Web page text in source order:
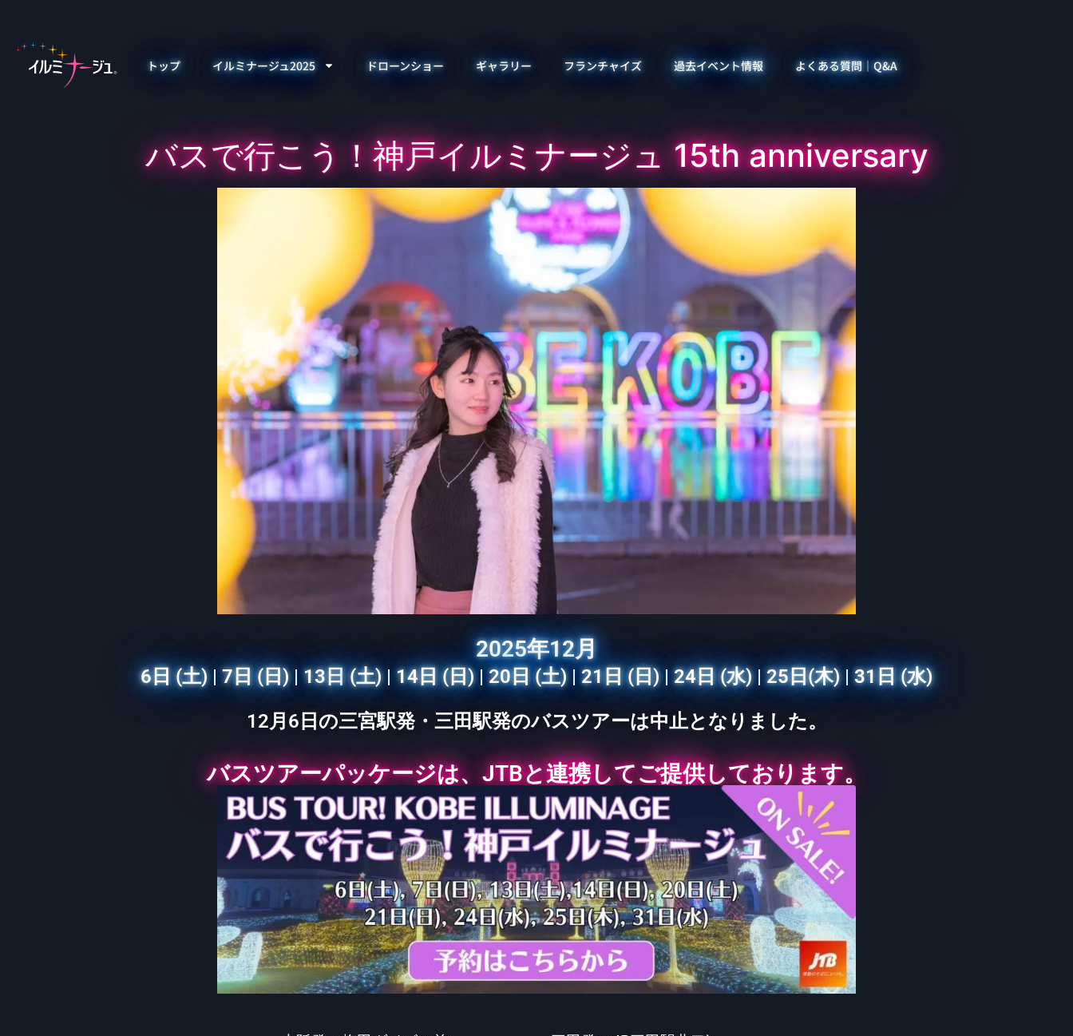
トップ イルミナージュ2025 ドローンショー ギャラリー フランチャイズ 過去イベント情報 よくある質問｜Q&A
バスで行こう！神戸イルミナージュ 15th anniversary
2025年12月
6日 (土)| 7日 (日) | 13日 (土)| 14日 (日)| 20日 (土) | 21日 (日) | 24日 (水)| 25日(木)| 31日 (水)
12月6日の三宮駅発・三田駅発のバスツアーは中止となりました。
バスツアーパッケージは、JTBと連携してご提供しております。